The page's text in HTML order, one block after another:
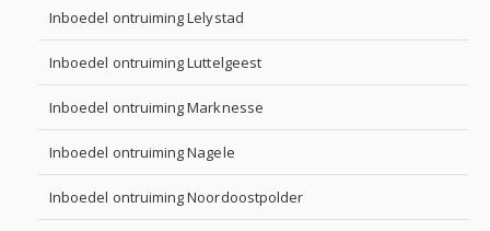
Inboedel ontruiming Lelystad
Inboedel ontruiming Luttelgeest
Inboedel ontruiming Marknesse
Inboedel ontruiming Nagele
Inboedel ontruiming Noordoostpolder